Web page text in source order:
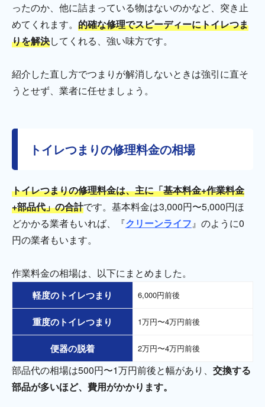
ったのか、他に詰まっている物はないのかなど、突き止
めてくれます。 的確な修理でスピーディーにトイレつま
りを解決してくれる、強い味方です。
紹介した直し方でつまりが解消しないときは強引に直そ
うとせず、業者に任せましょう。
トイレつまりの修理料金の相場
トイレつまりの修理料金は、主に「基本料金+作業料金
+部品代」の合計です。基本料金は3,000円〜5,000円ほ
どかかる業者もいれば、『クリーンライフ』のように0
円の業者もいます。
作業料金の相場は、以下にまとめました。
軽度のトイレつまり 6,000円前後
重度のトイレつまり 1万円〜4万円前後
便器の脱着 2万円〜4万円前後
部品代の相場は500円〜1万円前後と幅があり、 交換する
部品が多いほど、費用がかかります。